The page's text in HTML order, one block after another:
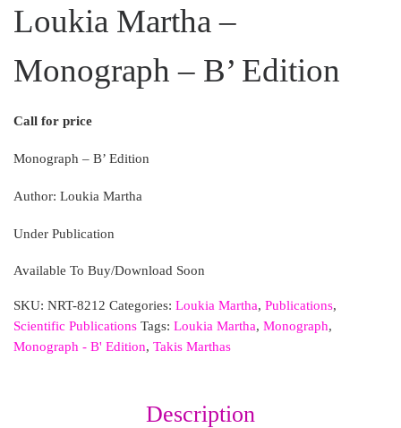
Loukia Martha –
Monograph – B’ Edition
Call for price
Monograph – B’ Edition
Author: Loukia Martha
Under Publication
Available To Buy/Download Soon
SKU: NRT-8212 Categories: Loukia Martha, Publications,
Scientific Publications Tags: Loukia Martha, Monograph,
Monograph - B' Edition, Takis Marthas
Description